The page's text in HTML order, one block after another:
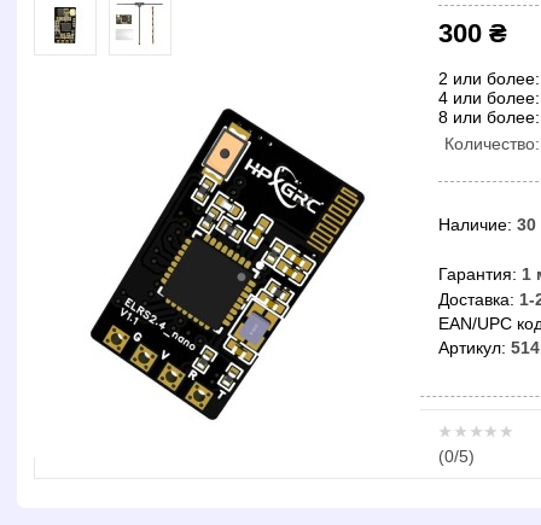
300 ₴
2 или
4 или
8 или
Наличие: 30
Гарантия: 1
Доставка: 1-
EAN/UPC
Артикул:
(0/5)